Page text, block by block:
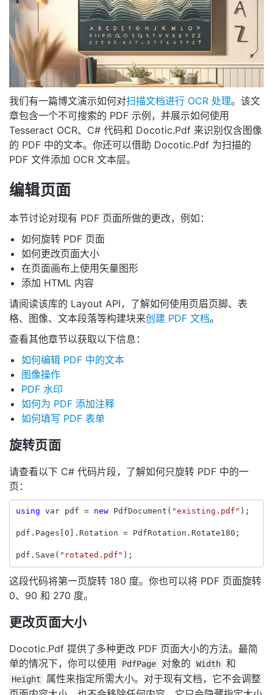
我们有一篇博文演示如何对扫描文档进行 OCR 处理。该文
章包含一个不可搜索的 PDF 示例，并展示如何使用
Tesseract OCR、C# 代码和 Docotic.Pdf 来识别仅含图像
的 PDF 中的文本。你还可以借助 Docotic.Pdf 为扫描的
PDF 文件添加 OCR 文本层。
编辑页面
本节讨论对现有 PDF 页面所做的更改，例如：
如何旋转 PDF 页面
如何更改页面大小
在页面画布上使用矢量图形
添加 HTML 内容
请阅读该库的 Layout API，了解如何使用页眉页脚、表
格、图像、文本段落等构建块来创建 PDF 文档。
查看其他章节以获取以下信息：
如何编辑 PDF 中的文本
图像操作
PDF 水印
如何为 PDF 添加注释
如何填写 PDF 表单
旋转页面
请查看以下 C# 代码片段，了解如何只旋转 PDF 中的一
页：
using var pdf = new PdfDocument ( "existing.pdf" );
pdf . Pages 0 ]. Rotation = PdfRotation . Rotate180 ;
pdf . Save ( "rotated.pdf" );
这段代码将第一页旋转 180 度。你也可以将 PDF 页面旋转
0、90 和 270 度。
更改页面大小
Docotic.Pdf 提供了多种更改 PDF 页面大小的方法。最简
单的情况下，你可以使用
PdfPage 对象的 Width 和
Height
属性来指定所需大小。对于现有文档，它不会调整